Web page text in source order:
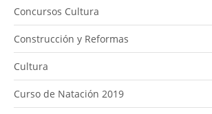
Concursos Cultura
Construcción y Reformas
Cultura
Curso de Natación 2019